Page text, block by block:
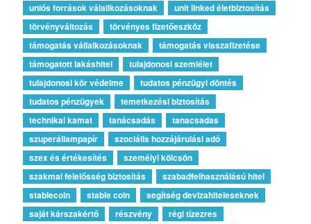
uniós források válallkozásoknak
unit linked életbiztosítás
törvényváltozás
törvényes fizetőeszköz
támogatás vállalkozásoknak
támogatás visszafizetése
támogatott lakáshitel
tulajdonosi szemlélet
tulajdonosi kör védelme
tudatos pénzügyi döntés
tudatos pénzügyek
temetkezési biztosítás
technikai kamat
tanácsadás
tanacsadas
szuperállampapír
szociális hozzájárulási adó
szex és értékesítés
személyi kölcsön
szakmai felelősség biztosítás
szabadfelhasználású hitel
stablecoin
stable coin
segítség devizahiteleseknek
saját kárszakértő
részvény
régi tízezres